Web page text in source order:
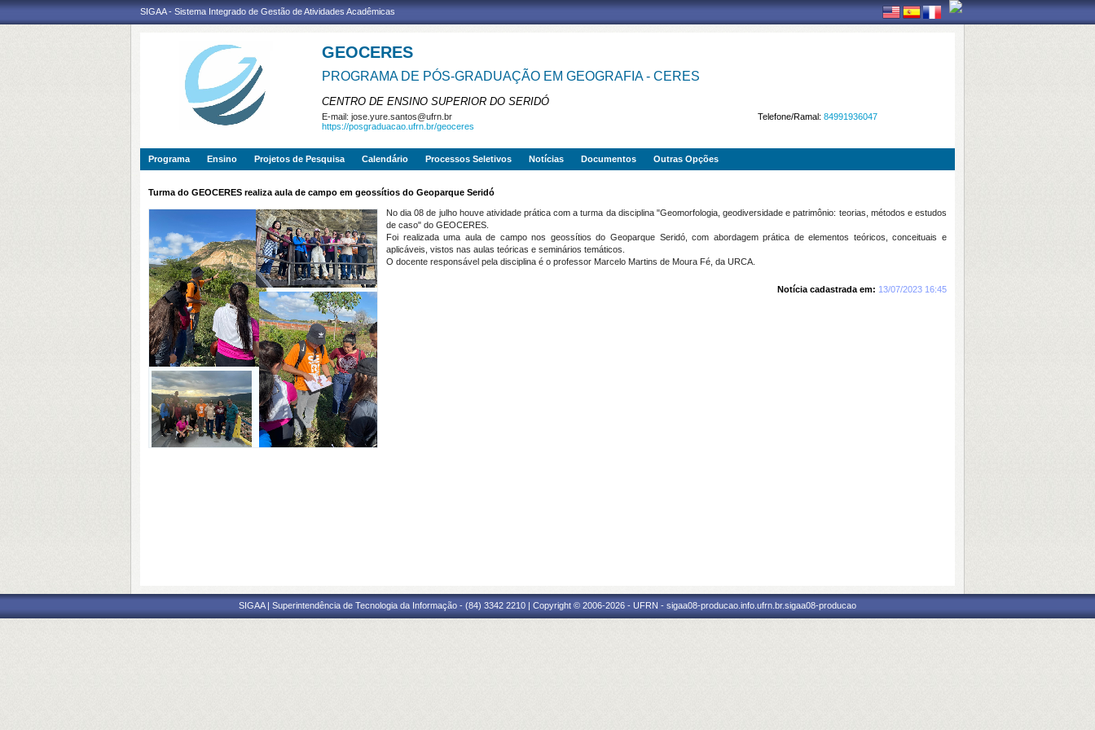
SIGAA - Sistema Integrado de Gestão de Atividades Acadêmicas
GEOCERES
PROGRAMA DE PÓS-GRADUAÇÃO EM GEOGRAFIA - CERES
CENTRO DE ENSINO SUPERIOR DO SERIDÓ
Telefone/Ramal: 84991936047
E-mail: jose.yure.santos@ufrn.br
https://posgraduacao.ufrn.br/geoceres
Programa Ensino Projetos de Pesquisa Calendário Processos Seletivos Notícias Documentos Outras Opções
Turma do GEOCERES realiza aula de campo em geossítios do Geoparque Seridó
No dia 08 de julho houve atividade prática com a turma da disciplina "Geomorfologia, geodiversidade e patrimônio: teorias, métodos e estudos
de caso" do GEOCERES.
Foi realizada uma aula de campo nos geossítios do Geoparque Seridó, com abordagem prática de elementos teóricos, conceituais e
aplicáveis, vistos nas aulas teóricas e seminários temáticos.
O docente responsável pela disciplina é o professor Marcelo Martins de Moura Fé, da URCA.
Notícia cadastrada em: 13/07/2023 16:45
SIGAA | Superintendência de Tecnologia da Informação - (84) 3342 2210 | Copyright © 2006-2026 - UFRN - sigaa08-producao.info.ufrn.br.sigaa08-producao